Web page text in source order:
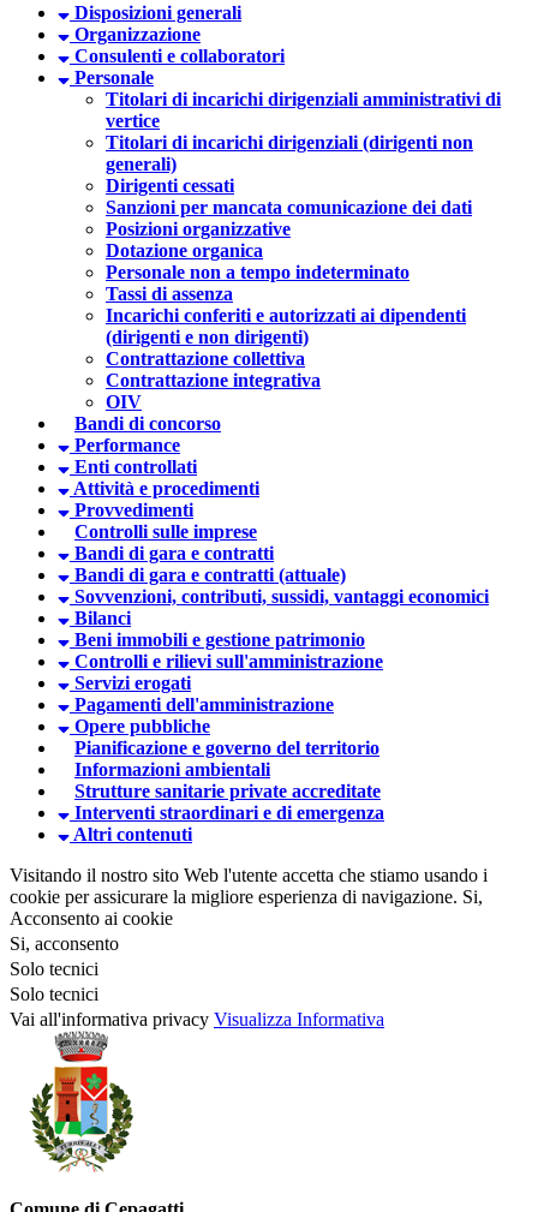
Disposizioni generali
Organizzazione
Consulenti e collaboratori
Personale
Titolari di incarichi dirigenziali amministrativi di
vertice
Titolari di incarichi dirigenziali (dirigenti non
generali)
Dirigenti cessati
Sanzioni per mancata comunicazione dei dati
Posizioni organizzative
Dotazione organica
Personale non a tempo indeterminato
Tassi di assenza
Incarichi conferiti e autorizzati ai dipendenti
(dirigenti e non dirigenti)
Contrattazione collettiva
Contrattazione integrativa
OIV
Bandi di concorso
Performance
Enti controllati
Attività e procedimenti
Provvedimenti
Controlli sulle imprese
Bandi di gara e contratti
Bandi di gara e contratti (attuale)
Sovvenzioni, contributi, sussidi, vantaggi economici
Bilanci
Beni immobili e gestione patrimonio
Controlli e rilievi sull'amministrazione
Servizi erogati
Pagamenti dell'amministrazione
Opere pubbliche
Pianificazione e governo del territorio
Informazioni ambientali
Strutture sanitarie private accreditate
Interventi straordinari e di emergenza
Altri contenuti
Visitando il nostro sito Web l'utente accetta che stiamo usando i
cookie per assicurare la migliore esperienza di navigazione. Si,
Acconsento ai cookie
Si, acconsento
Solo tecnici
Solo tecnici
Vai all'informativa privacy Visualizza Informativa